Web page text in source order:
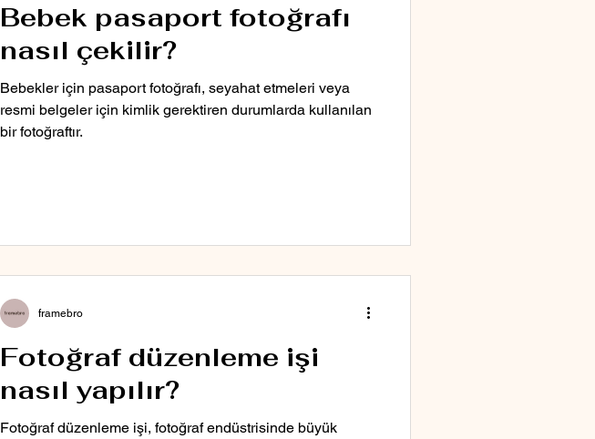
Bebek pasaport fotoğrafı
nasıl çekilir?
Bebekler için pasaport fotoğrafı, seyahat etmeleri veya
resmi belgeler için kimlik gerektiren durumlarda kullanılan
bir fotoğraftır.
Fotoğraf düzenleme işi
nasıl yapılır?
Fotoğraf düzenleme işi, fotoğraf endüstrisinde büyük
framebro